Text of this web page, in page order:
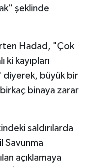
şeklinde
Hadad, "Çok
ki kayıpları
diyerek, büyük bir
birkaç binaya zarar
saldırılarda
Savunma
açıklamaya